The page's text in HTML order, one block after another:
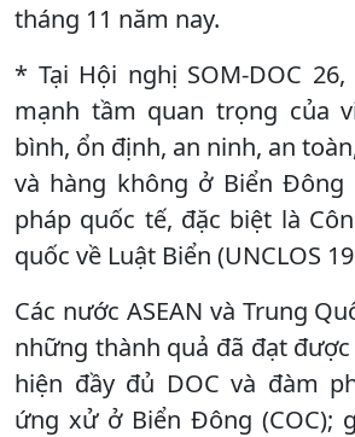
tháng 11 năm nay.
* Tại Hội nghị SOM-DOC
mạnh tầm quan trọng của
bình, ổn định, an ninh, an
và hàng không ở Biển
pháp quốc tế, đặc biệt là
quốc về Luật Biển (UNCLOS
Các nước ASEAN và Trung
những thành quả đã đạt
hiện đầy đủ DOC và đàm
ứng xử ở Biển Đông (COC);